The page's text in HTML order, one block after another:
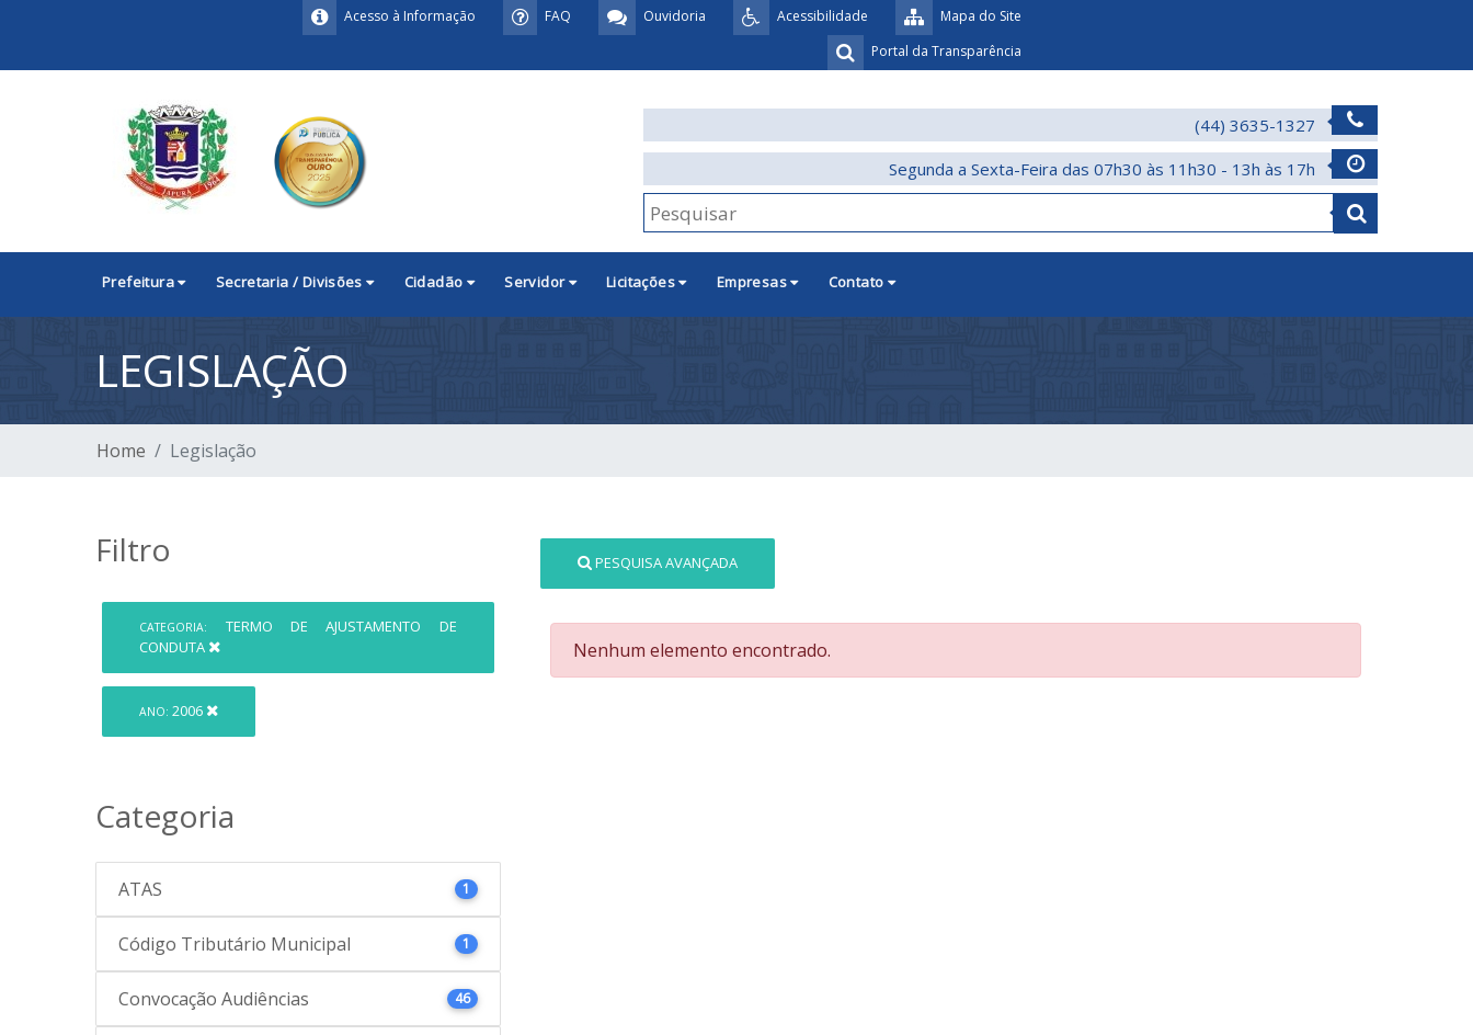
Mapa do Site
Acessibilidade
Ouvidoria
FAQ
Acesso à Informação
Portal da Transparência
(44) 3635-1327
Segunda a Sexta-Feira das 07h30 às 11h30 - 13h às 17h
Prefeitura Secretaria / Divisões Cidadão Servidor Licitações Empresas Contato
LEGISLAÇÃO
Home Legislação
Filtro
CATEGORIA:
TERMO DE AJUSTAMENTO DE
CONDUTA
ANO: 2006
Categoria
ATAS 1
Código Tributário Municipal 1
Convocação Audiências 46
PESQUISA AVANÇADA
Nenhum elemento encontrado.